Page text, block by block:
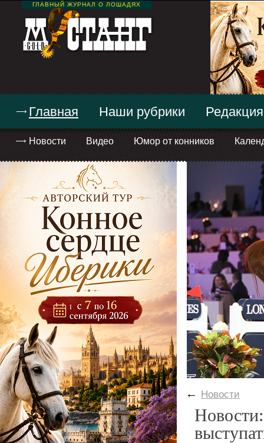
ГЛАВНЫЙ ЖУРНАЛ О ЛОШАДЯХ
Главная
Новости Видео Юмор от конников
Наши рубрики Редакция
← Новости